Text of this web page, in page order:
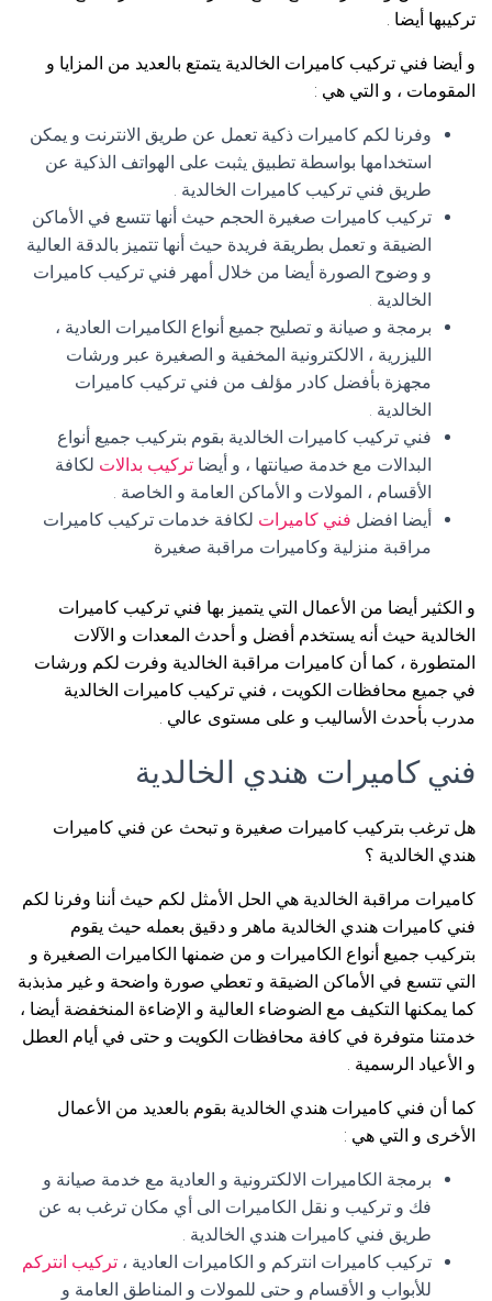
تركيبها أيضا .
و أيضا فني تركيب كاميرات الخالدية يتمتع بالعديد من المزايا و
المقومات ، و التي هي :
وفرنا لكم كاميرات ذكية تعمل عن طريق الانترنت و يمكن
استخدامها بواسطة تطبيق يثبت على الهواتف الذكية عن
طريق فني تركيب كاميرات الخالدية .
تركيب كاميرات صغيرة الحجم حيث أنها تتسع في الأماكن
الضيقة و تعمل بطريقة فريدة حيث أنها تتميز بالدقة العالية
و وضوح الصورة أيضا من خلال أمهر فني تركيب كاميرات
الخالدية .
برمجة و صيانة و تصليح جميع أنواع الكاميرات العادية ،
الليزرية ، الالكترونية المخفية و الصغيرة عبر ورشات
مجهزة بأفضل كادر مؤلف من فني تركيب كاميرات
الخالدية .
فني تركيب كاميرات الخالدية بقوم بتركيب جميع أنواع
البدالات مع خدمة صيانتها ، و أيضا تركيب بدالات لكافة
الأقسام ، المولات و الأماكن العامة و الخاصة .
أيضا افضل فني كاميرات لكافة خدمات تركيب كاميرات
مراقبة منزلية وكاميرات مراقبة صغيرة
و الكثير أيضا من الأعمال التي يتميز بها فني تركيب كاميرات
الخالدية حيث أنه يستخدم أفضل و أحدث المعدات و الآلات
المتطورة ، كما أن كاميرات مراقبة الخالدية وفرت لكم ورشات
في جميع محافظات الكويت ، فني تركيب كاميرات الخالدية
مدرب بأحدث الأساليب و على مستوى عالي .
فني كاميرات هندي الخالدية
هل ترغب بتركيب كاميرات صغيرة و تبحث عن فني كاميرات
هندي الخالدية ؟
كاميرات مراقبة الخالدية هي الحل الأمثل لكم حيث أننا وفرنا لكم
فني كاميرات هندي الخالدية ماهر و دقيق بعمله حيث يقوم
بتركيب جميع أنواع الكاميرات و من ضمنها الكاميرات الصغيرة و
التي تتسع في الأماكن الضيقة و تعطي صورة واضحة و غير مذبذبة
كما يمكنها التكيف مع الضوضاء العالية و الإضاءة المنخفضة أيضا ،
خدمتنا متوفرة في كافة محافظات الكويت و حتى في أيام العطل
و الأعياد الرسمية .
كما أن فني كاميرات هندي الخالدية بقوم بالعديد من الأعمال
الأخرى و التي هي :
برمجة الكاميرات الالكترونية و العادية مع خدمة صيانة و
فك و تركيب و نقل الكاميرات الى أي مكان ترغب به عن
طريق فني كاميرات هندي الخالدية .
تركيب كاميرات انتركم و الكاميرات العادية ، تركيب انتركم
للأبواب و الأقسام و حتى للمولات و المناطق العامة و